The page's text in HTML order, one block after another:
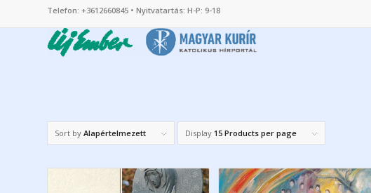
Telefon: +3612660845 • Nyitvatartás: H-P: 9-18
Sort by Alapértelmezett Display 15 Products per page